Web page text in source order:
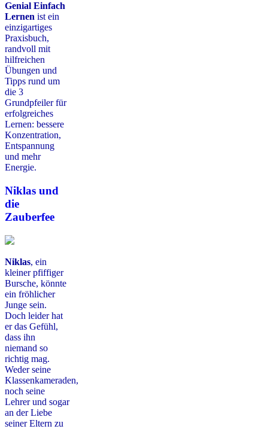
Genial Einfach
Lernen ist ein
einzigartiges
Praxisbuch,
randvoll mit
hilfreichen
Übungen und
Tipps rund um
die 3
Grundpfeiler für
erfolgreiches
Lernen: bessere
Konzentration,
Entspannung
und mehr
Energie.
Niklas und
die
Zauberfee
Niklas, ein
kleiner pfiffiger
Bursche, könnte
ein fröhlicher
Junge sein.
Doch leider hat
er das Gefühl,
dass ihn
niemand so
richtig mag.
Weder seine
Klassenkameraden,
noch seine
Lehrer und sogar
an der Liebe
seiner Eltern zu